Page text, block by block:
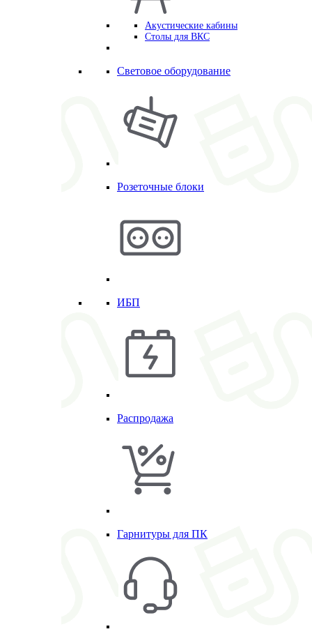
Акустические кабины
Столы для ВКС
Световое оборудование
Розеточные блоки
ИБП
Распродажа
Гарнитуры для ПК